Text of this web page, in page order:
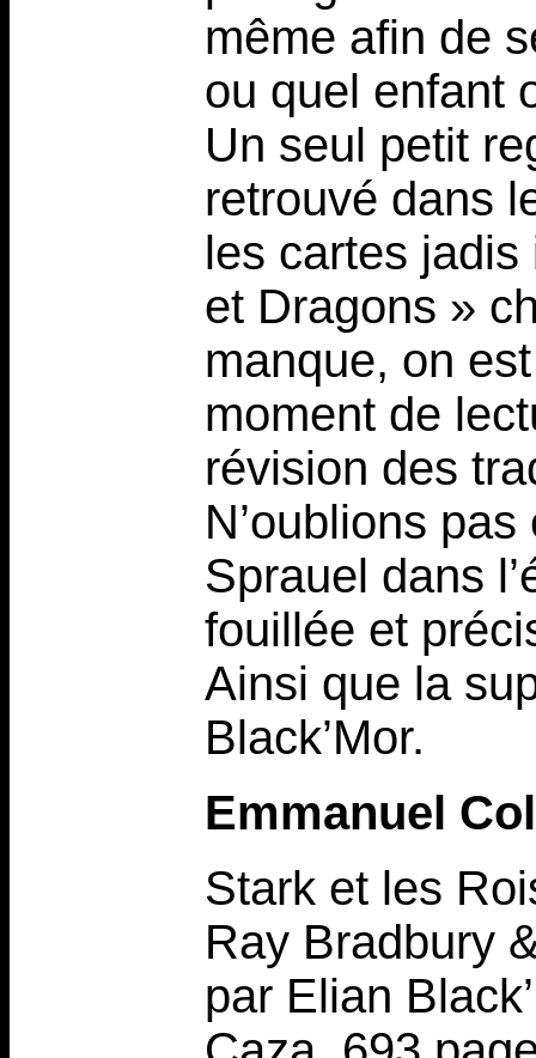
même afin de
ou quel enfant
Un seul petit
retrouvé dans
les cartes jadis
et Dragons »
manque, on
moment de
révision des
N’oublions
Sprauel dans
fouillée et
Ainsi que la
Black’Mor.
Emmanuel
Stark et les
Ray Bradbury
par Elian